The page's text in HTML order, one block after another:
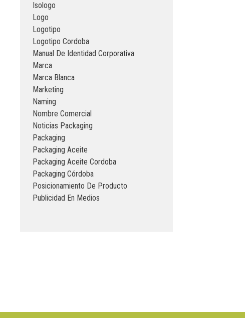
Isologo
Logo
Logotipo
Logotipo Cordoba
Manual De Identidad Corporativa
Marca
Marca Blanca
Marketing
Naming
Nombre Comercial
Noticias Packaging
Packaging
Packaging Aceite
Packaging Aceite Cordoba
Packaging Córdoba
Posicionamiento De Producto
Publicidad En Medios